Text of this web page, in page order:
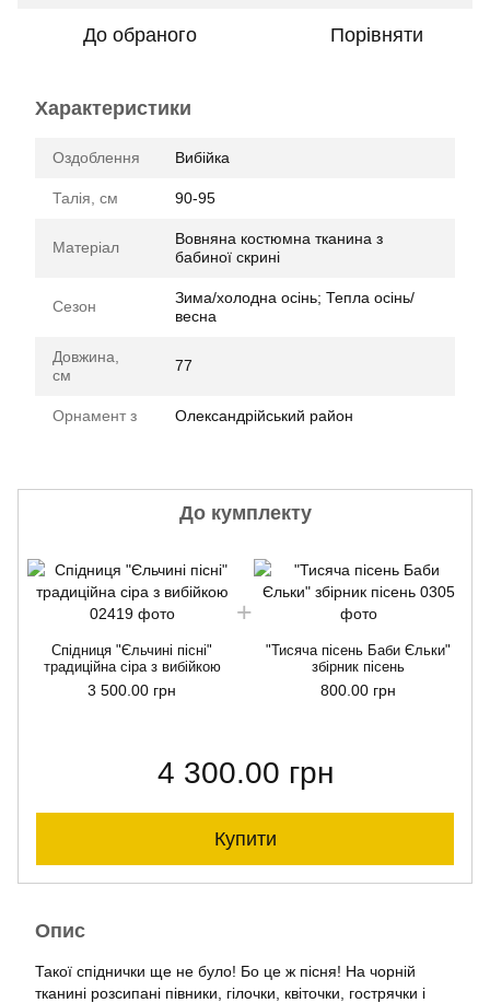
До обраного Порівняти
Характеристики
Оздоблення Вибійка
Талія, см 90-95
Матеріал
Вовняна костюмна тканина з
бабиної скрині
Сезон
Зима/холодна осінь; Тепла осінь/
весна
Довжина,
см
77
Орнамент з Олександрійський район
До кумплекту
Спідниця "Єльчині пісні"
традиційна сіра з вибійкою
3 500.00 грн
"Тисяча пісень Баби Єльки"
збірник пісень
800.00 грн
4 300.00 грн
Купити
Опис
Такої спіднички ще не було! Бо це ж пісня! На чорній
тканині розсипані півники, гілочки, квіточки, гострячки і